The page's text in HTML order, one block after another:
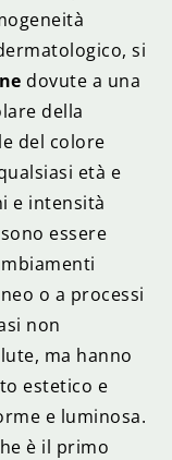
si
dovute a una
della
del colore
età e
e intensità
essere
o a processi
non
ma hanno
estetico e
e luminosa.
è il primo